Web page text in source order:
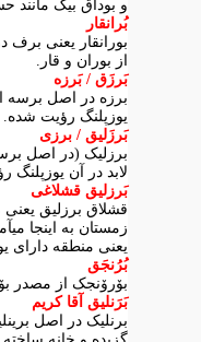
و بوداق بیگ مانند
بُرانقار
بورانقار یعنی برف
از بوران و قار.
بَرزَق / بَرزه
برزه در اصل برسه
یوزپلنگ رؤیت شده.
بَرزَلیق / برزی
برزلیک (در اصل
لابد در آن یوزپلنگ
بَرزلیق قشلاغی
قشلاق برزلیق
زمستان به اینجا
یعنی منطقه دارای
بُرُنجَق
بۆرۆنجک از مصدر
بَرَنلیق آقا کریم
برنلیک در اصل